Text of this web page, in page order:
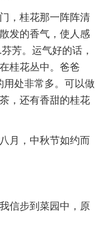
，桂花那一阵阵清
发的香气，使人感
芳。运气好的话，
桂花丛中。爸爸
用处非常多。可以做
，还有香甜的桂花
月，中秋节如约而
信步到菜园中，原